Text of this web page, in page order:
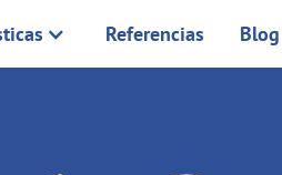
Referencias Blog